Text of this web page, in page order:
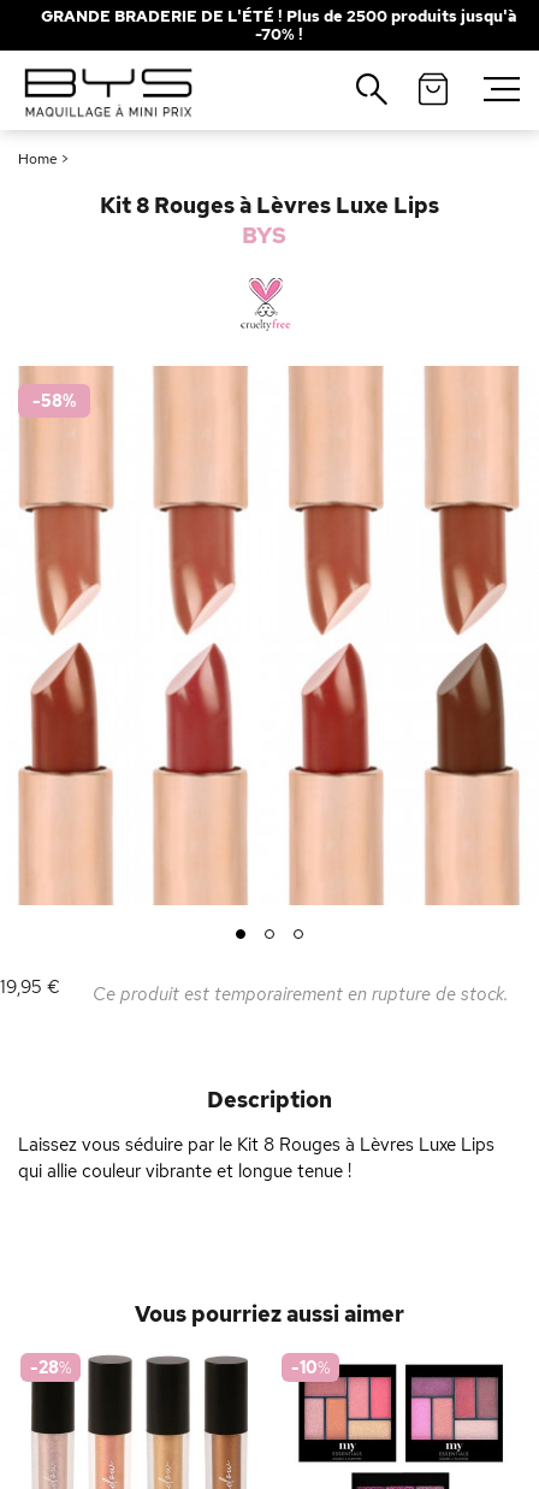
GRANDE BRADERIE DE L'ÉTÉ ! Plus de 2500 produits jusqu'à
-70% !
Home >
Kit 8 Rouges à Lèvres Luxe Lips
BYS
-58%
1 2
3
19,95 €
Ce produit est temporairement en rupture de stock.
Description
Laissez vous séduire par le Kit 8 Rouges à Lèvres Luxe Lips
qui allie couleur vibrante et longue tenue !
Vous pourriez aussi aimer
-28% -10%
Fermer
Recherches populaires
Brumes